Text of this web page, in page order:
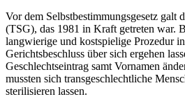
Vor dem Selbstbestimmungsgesetz galt
(TSG), das 1981 in Kraft getreten war.
langwierige und kostspielige Prozedur
Gerichtsbeschluss über sich ergehen
Geschlechtseintrag samt Vornamen
mussten sich transgeschlechtliche
sterilisieren lassen.